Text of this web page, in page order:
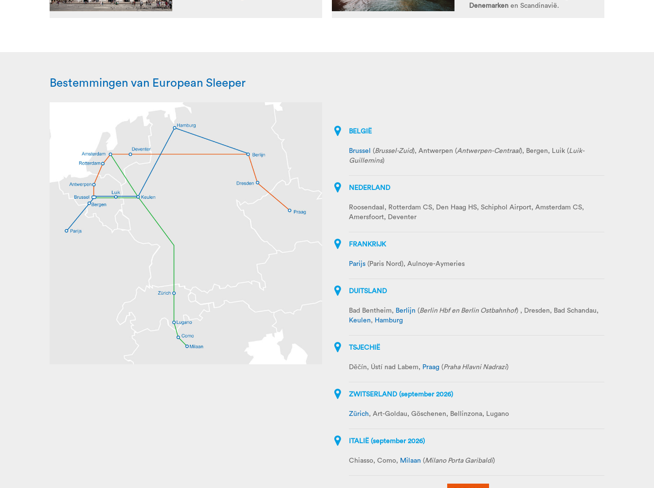
Denemarken en Scandinavië.
Bestemmingen van European Sleeper
BELGIË
Brussel (Brussel-Zuid), Antwerpen (Antwerpen-Centraal), Bergen, Luik (Luik-
Guillemins)
NEDERLAND
Roosendaal, Rotterdam CS, Den Haag HS, Schiphol Airport, Amsterdam CS,
Amersfoort, Deventer
FRANKRIJK
Parijs (Paris Nord), Aulnoye-Aymeries
DUITSLAND
Bad Bentheim, Berlijn (Berlin Hbf en Berlin Ostbahnhof) , Dresden, Bad Schandau,
Keulen, Hamburg
TSJECHIË
Děčín, Ústí nad Labem, Praag (Praha Hlavni Nadrazi)
ZWITSERLAND (september 2026)
Zürich, Art-Goldau, Göschenen, Bellinzona, Lugano
ITALIË (september 2026)
Chiasso, Como, Milaan (Milano Porta Garibaldi)